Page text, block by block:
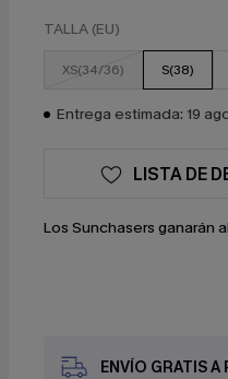
TALLA (EU)
XS(34/36) S(38)
Entrega estimada: 19
LISTA DE
Los Sunchasers ganarán
ENVÍO GRATIS